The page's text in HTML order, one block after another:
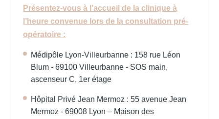
Présentez-vous à l’accueil de la clinique à
l’heure convenue lors de la consultation pré-
opératoire :
Médipôle Lyon-Villeurbanne : 158 rue Léon
Blum - 69100 Villeurbanne - SOS main,
ascenseur C, 1er étage
Hôpital Privé Jean Mermoz : 55 avenue Jean
Mermoz - 69008 Lyon – Maison des